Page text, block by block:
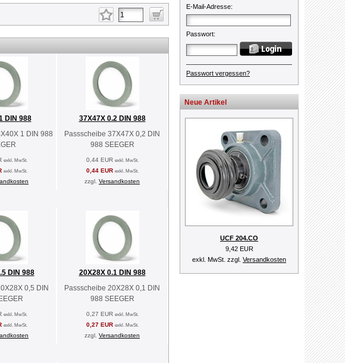
DIN 988
1 DIN 988
exkl. MwSt.
exkl. MwSt.
37X47X 0.2 DIN 988
Passscheibe 37X47X 0,2 DIN
988 SEEGER
0,44 EUR exkl. MwSt.
0,44 EUR exkl. MwSt.
zzgl. Versandkosten
DIN 988
0,5 DIN
exkl. MwSt.
exkl. MwSt.
20X28X 0.1 DIN 988
Passscheibe 20X28X 0,1 DIN
988 SEEGER
0,27 EUR exkl. MwSt.
0,27 EUR exkl. MwSt.
zzgl. Versandkosten
E-Mail-Adresse:
Passwort:
Passwort vergessen?
Neue Artikel
UCF 204.CO
9,42 EUR
exkl. MwSt. zzgl. Versandkosten